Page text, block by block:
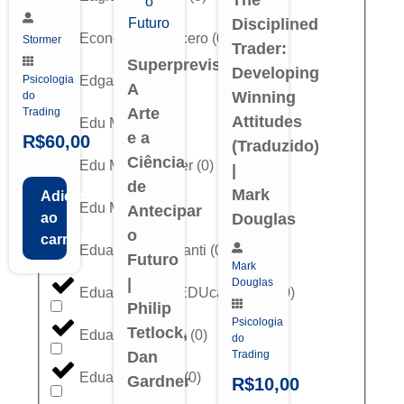
Economista Sincero (0
Edgar Abreu
Edu Macedo
Edu Midas Trader (0)
Edu Moraes(0)
Eduardo Cavalcanti (0
Eduardo Melo (EDUca Trader) 0)
Eduardo Moreira (0)
Eduardo Mosca(0)
Stormer
Psicologia
do
Trading
R$60,00
Adicionar
ao
carrinho
Superprevisões:
A
Arte
e a
Ciência
de
Antecipar
o
Futuro
|
Philip
Tetlock,
Dan
Gardner
Disciplined
Trader:
Developing
Winning
Attitudes
(Traduzido)
|
Mark
Douglas
Mark
Douglas
Psicologia
do
Trading
R$10,00